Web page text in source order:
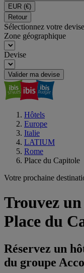
EUR (€)
Retour
Sélectionnez votre
Zone géographique
Devise
Valider ma devise
Hôtels
Europe
Italie
LATIUM
Rome
Place du Capitole
Votre prochaine
Trouvez
Place du
Réservez un
du groupe